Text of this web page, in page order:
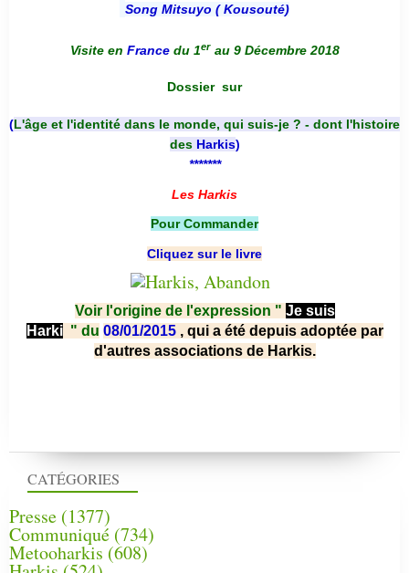
CATÉGORIES
Presse (1377)
Communiqué (734)
Metooharkis (608)
Song Mitsuyo ( Kousouté)
Visite en France du 1er au 9 Décembre 2018
Dossier sur
(L'âge et l'identité dans le monde, qui suis-je ? - dont l'histoire
des Harkis)
*******
Les Harkis
Pour Commander
Cliquez sur le livre
Voir l'origine de l'expression " Je suis
Harki " du 08/01/2015 , qui a été depuis adoptée par
d'autres associations de Harkis.